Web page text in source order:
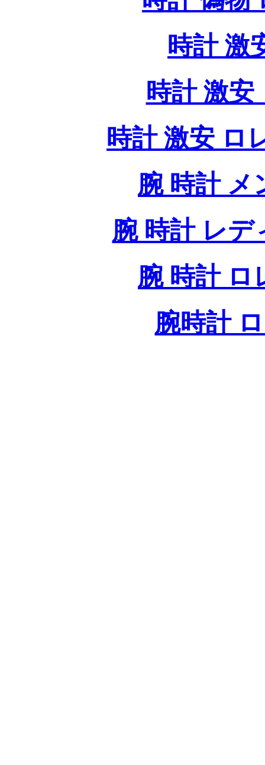
時計 激
時計 激安
時計 激安 ロ
腕 時計 メ
腕 時計 レデ
腕 時計 ロ
腕時計